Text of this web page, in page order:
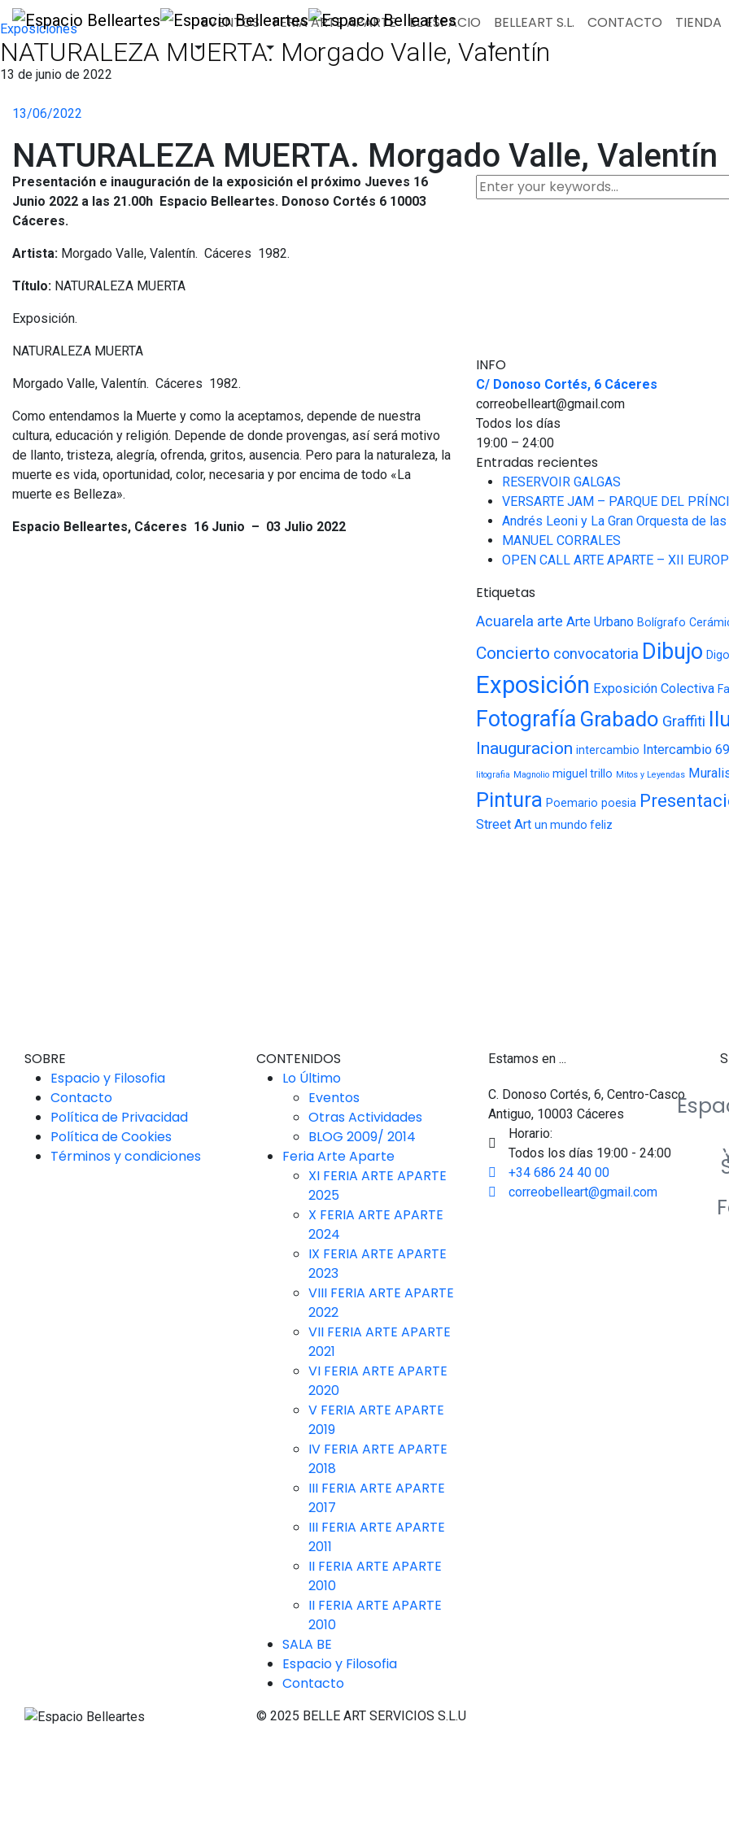
EVENTOS FERIA ARTE APARTE EL ESPACIO BELLEART S.L. CONTACTO TIENDA
Exposiciones
NATURALEZA MUERTA. Morgado Valle, Valentín
13 de junio de 2022
13/06/2022
NATURALEZA MUERTA. Morgado Valle, Valentín
Presentación e inauguración de la exposición el próximo Jueves 16
Junio 2022 a las 21.00h Espacio Belleartes. Donoso Cortés 6 10003
Cáceres.
Artista: Morgado Valle, Valentín. Cáceres 1982.
Título: NATURALEZA MUERTA
Exposición.
NATURALEZA MUERTA
Morgado Valle, Valentín. Cáceres 1982.
Como entendamos la Muerte y como la aceptamos, depende de nuestra
cultura, educación y religión. Depende de donde provengas, así será motivo
de llanto, tristeza, alegría, ofrenda, gritos, ausencia. Pero para la naturaleza, la
muerte es vida, oportunidad, color, necesaria y por encima de todo «La
muerte es Belleza».
Espacio Belleartes, Cáceres 16 Junio – 03 Julio 2022
INFO
C/ Donoso Cortés, 6 Cáceres
correobelleart@gmail.com
Todos los días
19:00 – 24:00
Entradas recientes
RESERVOIR GALGAS
VERSARTE JAM – PARQUE DEL
Andrés Leoni y La Gran Orquesta de
MANUEL CORRALES
OPEN CALL ARTE APARTE – XII
Etiquetas
Acuarela arte Arte Urbano Bolígrafo
Concierto convocatoria Dibujo
Exposición Exposición Colectiva
Fotografía Grabado Graffiti
Inauguracion intercambio Intercambio 69
litografia Magnolio miguel trillo Mitos y Leyendas
Pintura Poemario poesia
Street Art un mundo feliz
SOBRE
Espacio y Filosofia
Contacto
Política de Privacidad
Política de Cookies
Términos y condiciones
CONTENIDOS
Lo Último
Eventos
Otras Actividades
BLOG 2009/ 2014
Feria Arte Aparte
XI FERIA ARTE APARTE
2025
X FERIA ARTE APARTE
2024
IX FERIA ARTE APARTE
2023
VIII FERIA ARTE APARTE
2022
VII FERIA ARTE APARTE
2021
VI FERIA ARTE APARTE
2020
V FERIA ARTE APARTE
2019
IV FERIA ARTE APARTE
2018
III FERIA ARTE APARTE
2017
III FERIA ARTE APARTE
2011
II FERIA ARTE APARTE
2010
II FERIA ARTE APARTE
2010
SALA BE
Espacio y Filosofia
Contacto
Estamos en ...
C. Donoso Cortés, 6, Centro-Casco
Antiguo, 10003 Cáceres
Horario:
Todos los días 19:00 - 24:00
+34 686 24 40 00
correobelleart@gmail.com
© 2025 BELLE ART SERVICIOS S.L.U